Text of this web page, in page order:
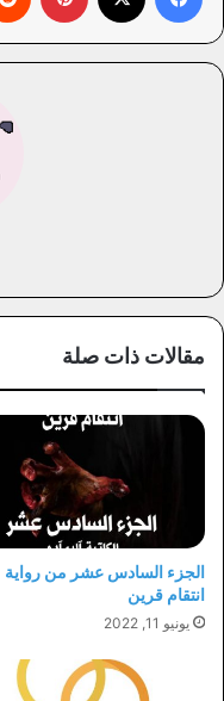
مقالات ذات صلة
الجزء السادس عشر من رواية
انتقام قرين
يونيو 11, 2022